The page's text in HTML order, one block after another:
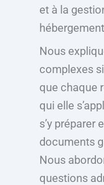
et à la
Nous
complexes
que chaque
qui elle
s’y préparer
documents
Nous
questions